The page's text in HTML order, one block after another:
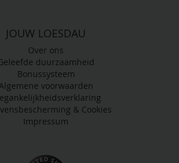
JOUW LOESDAU
Over ons
duurzaamheid
Bonussysteem
voorwaarden
& Cookies
Impressum